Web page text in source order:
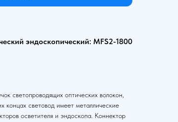
эндоскопический: MFS2-1800
светопроводящих оптических волокон,
концах световод имеет металлические
осветителя и эндоскопа. Коннектор